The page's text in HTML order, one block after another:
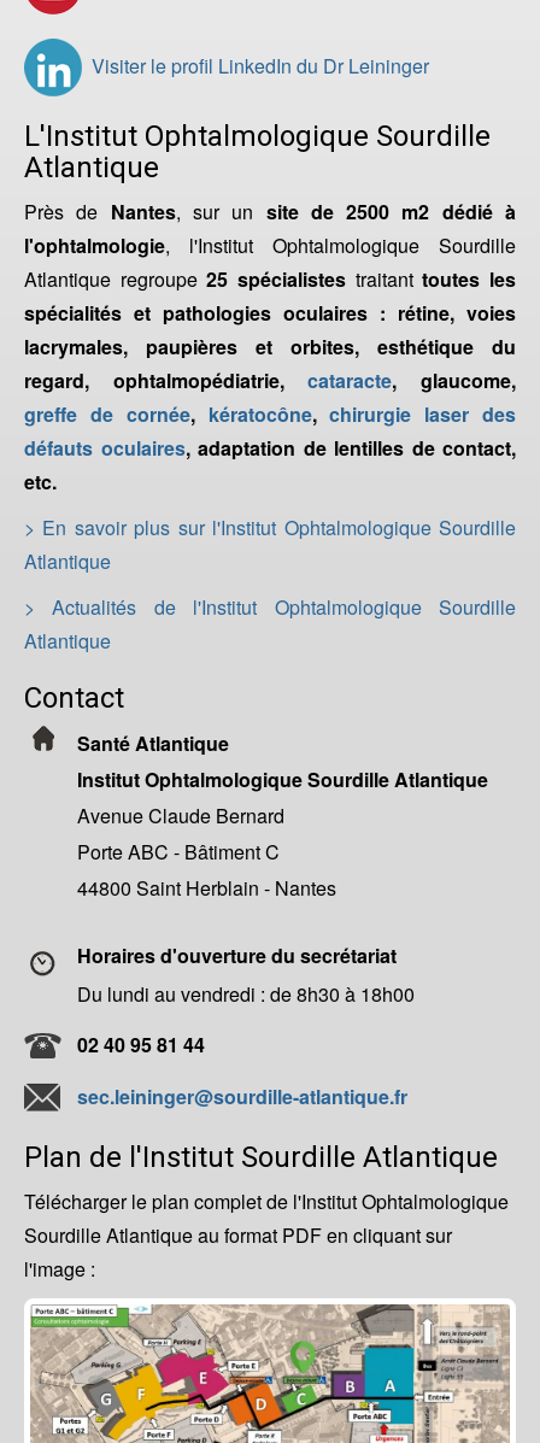
Visiter le profil LinkedIn du Dr Leininger
L'Institut Ophtalmologique Sourdille
Atlantique
Près de Nantes, sur un site de 2500 m2 dédié à
l'ophtalmologie, l'Institut Ophtalmologique Sourdille
Atlantique regroupe25 spécialistes traitanttoutes les
spécialités et pathologies oculaires : rétine, voies
lacrymales, paupières et orbites, esthétique du
regard, ophtalmopédiatrie,cataracte, glaucome,
greffe de cornée, kératocône,chirurgie laser des
défauts oculaires, adaptation de lentilles de contact,
etc.
> En savoir plus sur l'Institut Ophtalmologique Sourdille
Atlantique
> Actualités de l'Institut Ophtalmologique Sourdille
Atlantique
Contact
Santé Atlantique
Institut Ophtalmologique Sourdille Atlantique
Avenue Claude Bernard
Porte ABC - Bâtiment C
44800 Saint Herblain - Nantes
Horaires d'ouverture du secrétariat
Du lundi au vendredi : de 8h30 à 18h00
02 40 95 81 44
sec.leininger@sourdille-atlantique.fr
Plan de l'Institut Sourdille Atlantique
Télécharger le plan complet de l'Institut Ophtalmologique
Sourdille Atlantique au format PDF en cliquant sur
l'image :